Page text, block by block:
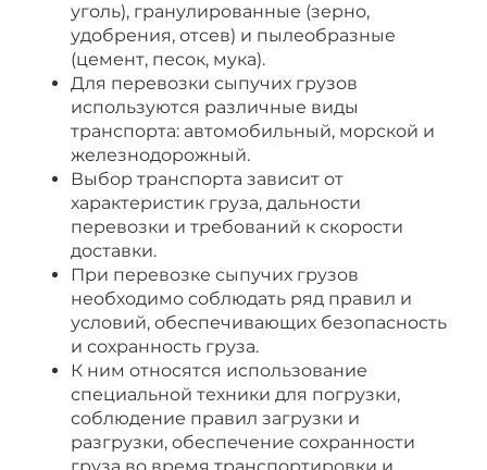
уголь), гранулированные (зерно,
удобрения, отсев) и пылеобразные
(цемент, песок, мука).
Для перевозки сыпучих грузов
используются различные виды
транспорта: автомобильный, морской и
железнодорожный.
Выбор транспорта зависит от
характеристик груза, дальности
перевозки и требований к скорости
доставки.
При перевозке сыпучих грузов
необходимо соблюдать ряд правил и
условий, обеспечивающих безопасность
и сохранность груза.
К ним относятся использование
специальной техники для погрузки,
соблюдение правил загрузки и
разгрузки, обеспечение сохранности